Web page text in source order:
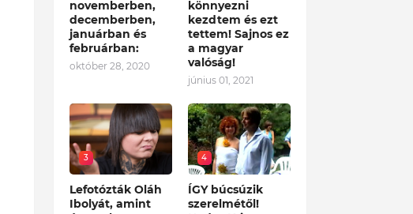
novemberben,
decemberben,
januárban és
februárban:
október 28, 2020
könnyezni
kezdtem és ezt
tettem! Sajnos ez
a magyar
valóság!
június 01, 2021
3
Lefotózták Oláh
Ibolyát, amint
4
ÍGY búcsúzik
szerelmétől!